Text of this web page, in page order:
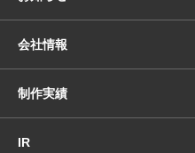
会社情報
制作実績
IR